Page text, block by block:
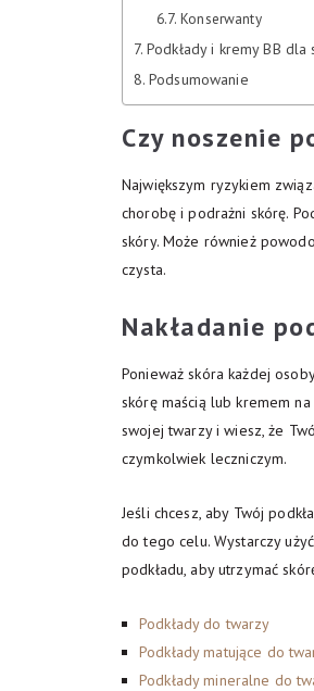
Konserwanty
Podkłady i kremy BB
Podsumowanie
Czy noszenie
Największym ryzykiem
chorobę i podrażni skórę.
skóry. Może również
czysta.
Nakładanie
Ponieważ skóra każdej
skórę maścią lub kremem
swojej twarzy i wiesz, że
czymkolwiek leczniczym.
Jeśli chcesz, aby Twój
do tego celu. Wystarczy
podkładu, aby utrzymać
Podkłady do twarzy
Podkłady matujące do
Podkłady mineralne do